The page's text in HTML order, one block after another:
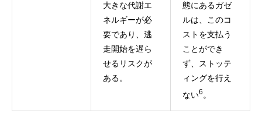
大きな代謝エ
ネルギーが必
要であり、逃
走開始を遅ら
せるリスクが
ある。
態にあるガゼ
ルは、このコ
ストを支払う
ことができ
ず、ストッテ
ィングを行え
ない6 。